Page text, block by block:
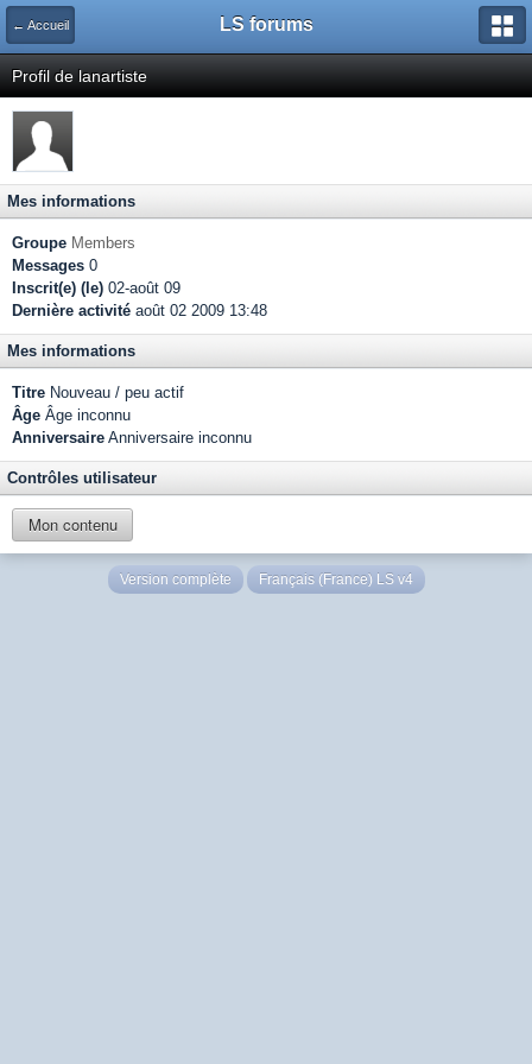
← Accueil LS forums
Profil de lanartiste
Mes informations
Groupe Members
Messages 0
Inscrit(e) (le) 02-août 09
Dernière activité août 02 2009 13:48
Mes informations
Titre Nouveau / peu actif
Âge Âge inconnu
Anniversaire Anniversaire inconnu
Contrôles utilisateur
Mon contenu
Version complète Français (France) LS v4